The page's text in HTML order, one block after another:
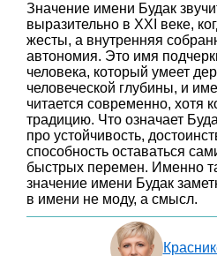
Значение имени Будак
выразительно в XXI веке,
жесты, а внутренняя
автономия. Это имя
человека, который умеет
человеческой глубины, и
читается современно, хотя
традицию. Что означает
про устойчивость,
способность оставаться
быстрых перемен. Именно
значение имени Будак
в имени не моду, а смысл.